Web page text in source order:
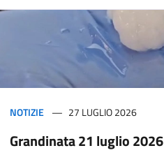
NOTIZIE 27 LUGLIO 2026
Grandinata 21 luglio 2026